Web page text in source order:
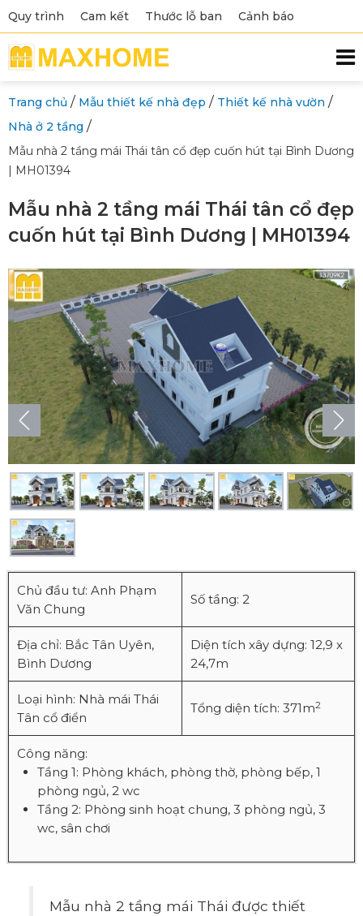
Quy trình Cam kết Thước lỗ ban Cảnh báo
Trang chủ / Mẫu thiết kế nhà đẹp / Thiết kế nhà vườn /
Nhà ở 2 tầng /
Mẫu nhà 2 tầng mái Thái tân cổ đẹp cuốn hút tại Bình Dương
| MH01394
Mẫu nhà 2 tầng mái Thái tân cổ đẹp
cuốn hút tại Bình Dương | MH01394
Chủ đầu tư: Anh Phạm
Văn Chung
Số tầng: 2
Địa chỉ: Bắc Tân Uyên,
Bình Dương
Diện tích xây dựng: 12,9 x
24,7m
Loại hình: Nhà mái Thái
Tân cổ điển
Tổng diện tích: 371m2
Công năng:
Tầng 1: Phòng khách, phòng thờ, phòng bếp, 1
phòng ngủ, 2 wc
Tầng 2: Phòng sinh hoạt chung, 3 phòng ngủ, 3
wc, sân chơi
Mẫu nhà 2 tầng mái Thái được thiết